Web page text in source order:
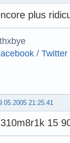
plus
/ Twitter
21:25:41
15